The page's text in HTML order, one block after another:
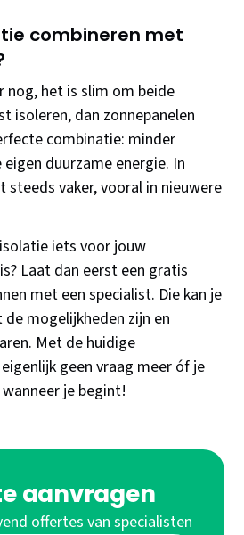
combineren met
nog, het is slim om beide
isoleren, dan zonnepanelen
combinatie: minder
duurzame energie. In
steeds vaker, vooral in nieuwere
iets voor jouw
Laat dan eerst een gratis
met een specialist. Die kan je
mogelijkheden zijn en
Met de huidige
geen vraag meer óf je
je begint!
aanvragen
offertes van specialisten